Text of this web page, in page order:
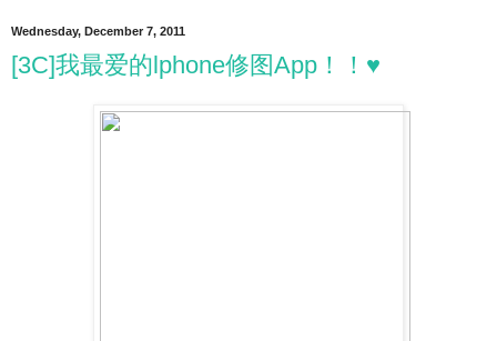
Wednesday, December 7, 2011
[3C]我最爱的lphone修图App！！♥